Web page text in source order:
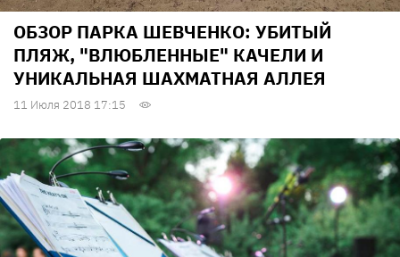
ОБЗОР ПАРКА ШЕВЧЕНКО: УБИТЫЙ
ПЛЯЖ, "ВЛЮБЛЕННЫЕ" КАЧЕЛИ И
УНИКАЛЬНАЯ ШАХМАТНАЯ АЛЛЕЯ
11 Июля 2018 17:15